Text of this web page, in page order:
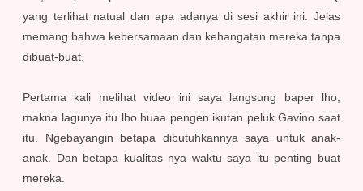
yang terlihat natual dan apa adanya di sesi akhir ini. Jelas
memang bahwa kebersamaan dan kehangatan mereka tanpa
dibuat-buat.
Pertama kali melihat video ini saya langsung baper lho,
makna lagunya itu lho huaa pengen ikutan peluk Gavino saat
itu. Ngebayangin betapa dibutuhkannya saya untuk anak-
anak. Dan betapa kualitas nya waktu saya itu penting buat
mereka.